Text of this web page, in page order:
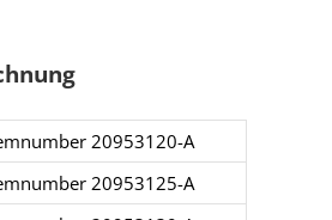
20953120-A
20953125-A